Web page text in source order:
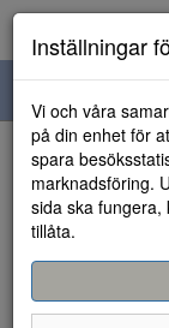
navigation
HEM
Inställningar
Vi och våra
på din enhet för
spara
marknadsföring.
sida ska fungera,
tillåta.